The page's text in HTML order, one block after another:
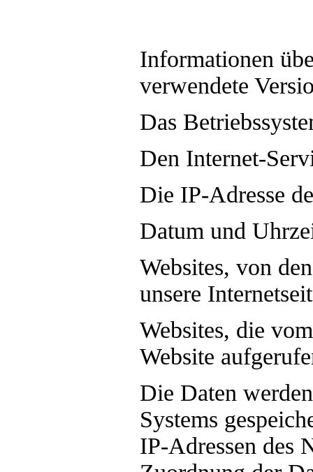
Informationen
verwendete
Das
Den Internet-
Die IP-Adresse
Datum und
Websites, von
unsere
Websites, die
Website
Die Daten
Systems
IP-Adressen des